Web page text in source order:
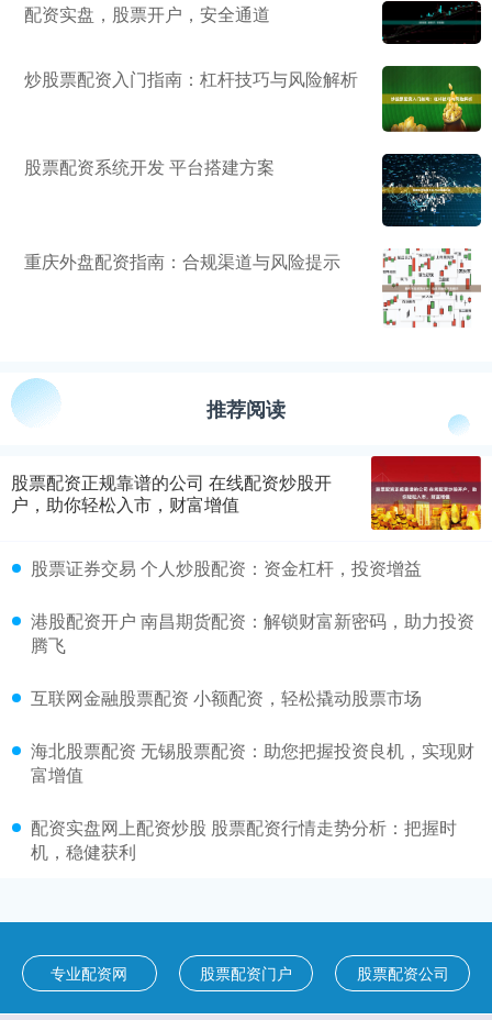
配资实盘，股票开户，安全通道
炒股票配资入门指南：杠杆技巧与风险解析
股票配资系统开发 平台搭建方案
重庆外盘配资指南：合规渠道与风险提示
推荐阅读
股票配资正规靠谱的公司 在线配资炒股开
户，助你轻松入市，财富增值
股票证券交易 个人炒股配资：资金杠杆，投资增益
港股配资开户 南昌期货配资：解锁财富新密码，助力投资
腾飞
互联网金融股票配资 小额配资，轻松撬动股票市场
海北股票配资 无锡股票配资：助您把握投资良机，实现财
富增值
配资实盘网上配资炒股 股票配资行情走势分析：把握时
机，稳健获利
专业配资网 股票配资门户 股票配资公司